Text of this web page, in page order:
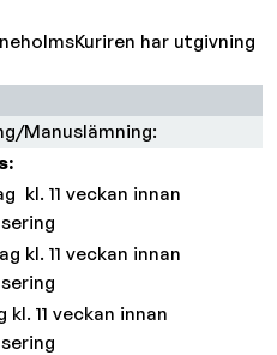
har utgivning
Manuslämning:
kl. 11 veckan innan
kl. 11 veckan innan
kl. 11 veckan innan